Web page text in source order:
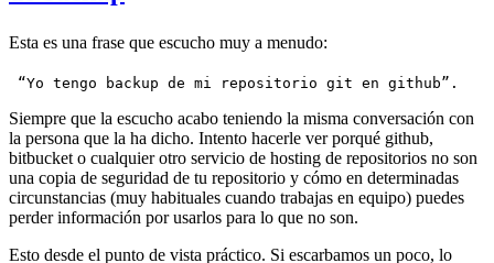
Esta es una frase que escucho muy a menudo:
“Yo tengo backup de mi repositorio git en github”.
Siempre que la escucho acabo teniendo la misma conversación con
la persona que la ha dicho. Intento hacerle ver porqué github,
bitbucket o cualquier otro servicio de hosting de repositorios no son
una copia de seguridad de tu repositorio y cómo en determinadas
circunstancias (muy habituales cuando trabajas en equipo) puedes
perder información por usarlos para lo que no son.
Esto desde el punto de vista práctico. Si escarbamos un poco, lo